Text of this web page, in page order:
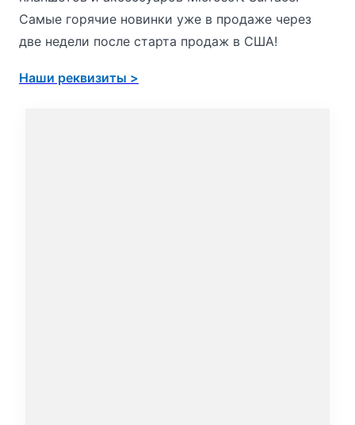
Самые горячие новинки уже в продаже через
две недели после старта продаж в США!
Наши реквизиты >